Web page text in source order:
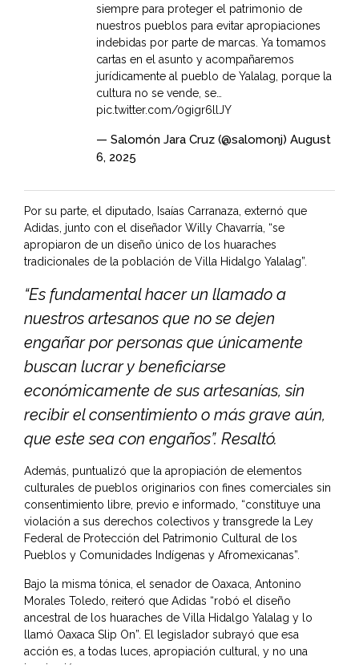
siempre para proteger el patrimonio de
nuestros pueblos para evitar apropiaciones
indebidas por parte de marcas. Ya tomamos
cartas en el asunto y acompañaremos
jurídicamente al pueblo de Yalalag, porque la
cultura no se vende, se…
pic.twitter.com/0gigr6llJY
— Salomón Jara Cruz (@salomonj) August
6, 2025
Por su parte, el diputado, Isaías Carranaza, externó que
Adidas, junto con el diseñador Willy Chavarría, “se
apropiaron de un diseño único de los huaraches
tradicionales de la población de Villa Hidalgo Yalalag”.
“Es fundamental hacer un llamado a
nuestros artesanos que no se dejen
engañar por personas que únicamente
buscan lucrar y beneficiarse
económicamente de sus artesanías, sin
recibir el consentimiento o más grave aún,
que este sea con engaños”. Resaltó.
Además, puntualizó que la apropiación de elementos
culturales de pueblos originarios con fines comerciales sin
consentimiento libre, previo e informado, “constituye una
violación a sus derechos colectivos y transgrede la Ley
Federal de Protección del Patrimonio Cultural de los
Pueblos y Comunidades Indígenas y Afromexicanas”.
Bajo la misma tónica, el senador de Oaxaca, Antonino
Morales Toledo, reiteró que Adidas “robó el diseño
ancestral de los huaraches de Villa Hidalgo Yalalag y lo
llamó Oaxaca Slip On”. El legislador subrayó que esa
acción es, a todas luces, apropiación cultural, y no una